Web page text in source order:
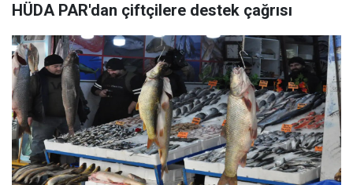
HÜDA PAR'dan çiftçilere destek çağrısı